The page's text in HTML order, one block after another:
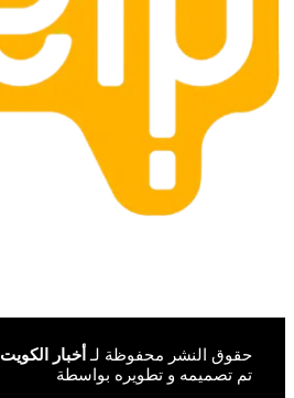
حقوق النشر محفوظة لـ أخبار الكويت
تم تصميمه و تطويره بواسطة